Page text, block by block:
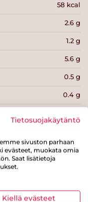
58 kcal
2.6 g
1.2 g
5.6 g
0.5 g
0.4 g
Tietosuojakäytäntö
sivuston parhaan
evästeet, muokata omia
Saat lisätietoja
Kiellä evästeet